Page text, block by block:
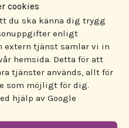
cookies
du ska känna dig trygg
enligt
extern tjänst samlar vi in
hemsida. Detta för att
tjänster används, allt för
som möjligt för dig.
hjälp av Google
songwriters till
”The Weeknd har
de senaste
aktiga ljud. Men
jättekommersiell med
Någonstans
tror jag”,